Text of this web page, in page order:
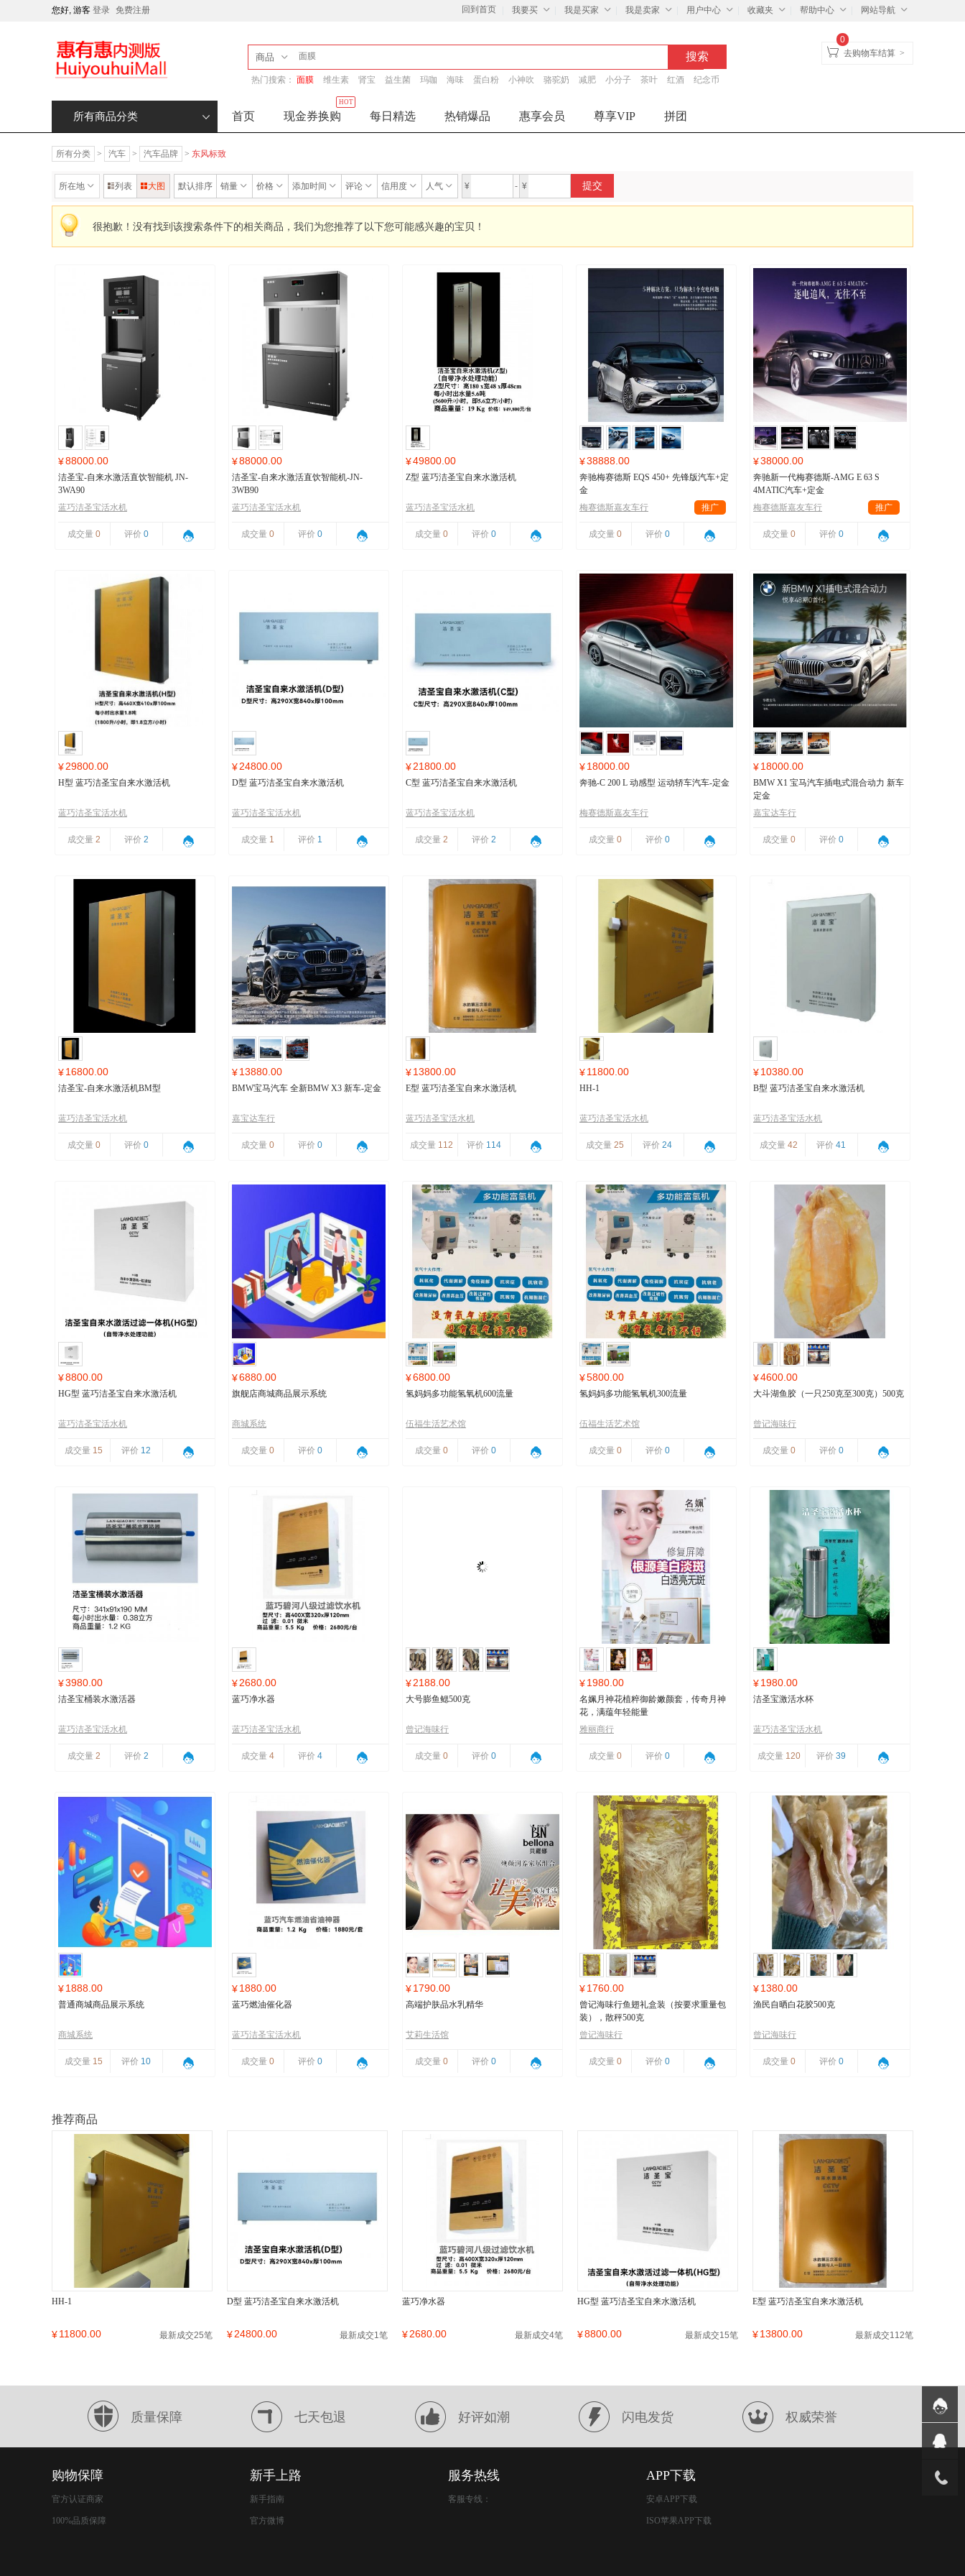
您好, 游客 登录 免费注册 回到首页 我要买 我是买家 我是卖家 用户中心 收藏夹 帮助中心 网站导航
商品
热门搜索： 面膜 维生素 肾宝 益生菌 玛咖 海味 蛋白粉 小神吹 骆驼奶 减肥 小分子 茶叶 红酒 纪念币
去购物车结算 >
0
所有商品分类 首页 现金券换购
HOT
每日精选 热销爆品 惠享会员 尊享VIP 拼团
所有分类 > 汽车 > 汽车品牌 > 东风标致
所在地 列表 大图 默认排序 销量 价格 添加时间 评论 信用度 人气 ¥ - ¥ 提交
很抱歉！没有找到该搜索条件下的相关商品，我们为您推荐了以下您可能感兴趣的宝贝！
¥88000.00
洁圣宝-自来水激活直饮智能机 JN-
3WA90
蓝巧洁圣宝活水机
成交量 0 评价 0
¥88000.00
洁圣宝-自来水激活直饮智能机-JN-
3WB90
蓝巧洁圣宝活水机
成交量 0 评价 0
¥49800.00
Z型 蓝巧洁圣宝自来水激活机
蓝巧洁圣宝活水机
成交量 0 评价 0
¥38888.00
奔驰梅赛德斯 EQS 450+ 先锋版汽车+定
金
梅赛德斯嘉友车行
推广
成交量 0 评价 0
¥38000.00
奔驰新一代梅赛德斯-AMG E 63 S
4MATIC汽车+定金
梅赛德斯嘉友车行
推广
成交量 0 评价 0
¥29800.00
H型 蓝巧洁圣宝自来水激活机
蓝巧洁圣宝活水机
成交量 2 评价 2
¥24800.00
D型 蓝巧洁圣宝自来水激活机
蓝巧洁圣宝活水机
成交量 1 评价 1
¥21800.00
C型 蓝巧洁圣宝自来水激活机
蓝巧洁圣宝活水机
成交量 2 评价 2
¥18000.00
奔驰-C 200 L 动感型 运动轿车汽车-定金
梅赛德斯嘉友车行
成交量 0 评价 0
¥18000.00
BMW X1 宝马汽车插电式混合动力 新车
定金
嘉宝达车行
成交量 0 评价 0
¥16800.00
洁圣宝-自来水激活机BM型
蓝巧洁圣宝活水机
成交量 0 评价 0
¥13880.00
BMW宝马汽车 全新BMW X3 新车-定金
嘉宝达车行
成交量 0 评价 0
¥13800.00
E型 蓝巧洁圣宝自来水激活机
蓝巧洁圣宝活水机
成交量 112 评价 114
¥11800.00
HH-1
蓝巧洁圣宝活水机
成交量25 评价24
¥10380.00
B型 蓝巧洁圣宝自来水激活机
蓝巧洁圣宝活水机
成交量42 评价41
¥8800.00
HG型 蓝巧洁圣宝自来水激活机
蓝巧洁圣宝活水机
成交量 15 评价 12
¥6880.00
旗舰店商城商品展示系统
商城系统
成交量 0 评价 0
¥6800.00
氢妈妈多功能氢氧机600流量
伍福生活艺术馆
成交量 0 评价 0
¥5800.00
氢妈妈多功能氢氧机300流量
伍福生活艺术馆
成交量 0 评价 0
¥4600.00
大斗湖鱼胶（一只250克至300克）500克
曾记海味行
成交量 0 评价 0
¥3980.00
洁圣宝桶装水激活器
蓝巧洁圣宝活水机
成交量 2 评价 2
¥2680.00
蓝巧净水器
蓝巧洁圣宝活水机
成交量 4 评价 4
¥2188.00
大号膨鱼鳃500克
曾记海味行
成交量 0 评价 0
¥1980.00
名姵月神花植粹御龄嫩颜套，传奇月神
花，满蕴年轻能量
雅丽商行
成交量 0 评价 0
¥1980.00
洁圣宝激活水杯
蓝巧洁圣宝活水机
成交量 120 评价39
¥1888.00
普通商城商品展示系统
商城系统
成交量 15 评价 10
¥1880.00
蓝巧燃油催化器
蓝巧洁圣宝活水机
成交量 0 评价 0
¥1790.00
高端护肤品水乳精华
艾莉生活馆
成交量 0 评价 0
¥1760.00
曾记海味行鱼翅礼盒装（按要求重量包
装），散秤500克
曾记海味行
成交量 0 评价 0
¥1380.00
渔民自晒白花胶500克
曾记海味行
成交量 0 评价 0
推荐商品
HH-1
¥11800.00 最新成交25笔
D型 蓝巧洁圣宝自来水激活机
¥24800.00 最新成交1笔
蓝巧净水器
¥2680.00 最新成交4笔
HG型 蓝巧洁圣宝自来水激活机
¥8800.00 最新成交15笔
E型 蓝巧洁圣宝自来水激活机
¥13800.00 最新成交112笔
质量保障 七天包退 好评如潮 闪电发货 权威荣誉
购物保障
官方认证商家
100%品质保障
新手上路
新手指南
官方微博
服务热线
客服专线：
APP下载
安卓APP下载
ISO苹果APP下载